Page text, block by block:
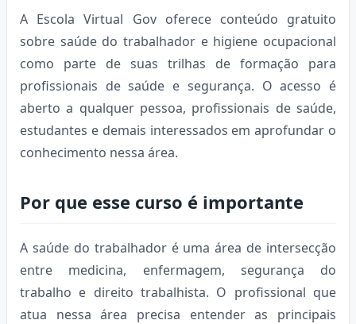
A Escola Virtual Gov oferece conteúdo gratuito
sobre saúde do trabalhador e higiene ocupacional
como parte de suas trilhas de formação para
profissionais de saúde e segurança. O acesso é
aberto a qualquer pessoa, profissionais de saúde,
estudantes e demais interessados em aprofundar o
conhecimento nessa área.
Por que esse curso é importante
A saúde do trabalhador é uma área de intersecção
entre medicina, enfermagem, segurança do
trabalho e direito trabalhista. O profissional que
atua nessa área precisa entender as principais